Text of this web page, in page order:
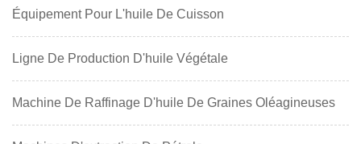
Équipement Pour L'huile De Cuisson
Ligne De Production D'huile Végétale
Machine De Raffinage D'huile De Graines Oléagineuses